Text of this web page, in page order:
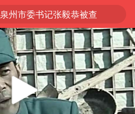
泉州市委书记张毅恭被查
“电影+”如何激发千亿级消费新活力？
全球首个长时储能一体化产业园量产
台风白海豚已进入24小时警戒线
中国女篮70-67险胜尼日利亚女篮
上海：台风白海豚或将带来龙卷风